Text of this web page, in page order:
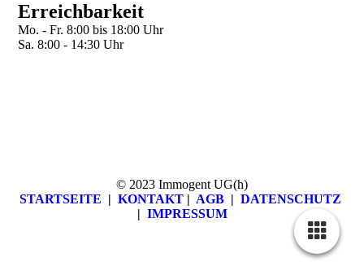
Erreichbarkeit
Mo. - Fr. 8:00 bis 18:00 Uhr
Sa. 8:00 - 14:30 Uhr
© 2023 Immogent UG(h)
STARTSEITE | KONTAKT | AGB | DATEN­SCHUTZ
| IMPRESSUM